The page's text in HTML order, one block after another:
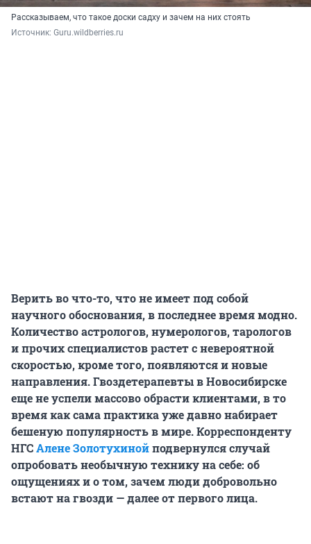
Рассказываем, что такое доски садху и зачем на них стоять
Источник: Guru.wildberries.ru
Верить во что-то, что не имеет под собой
научного обоснования, в последнее время модно.
Количество астрологов, нумерологов, тарологов
и прочих специалистов растет с невероятной
скоростью, кроме того, появляются и новые
направления. Гвоздетерапевты в Новосибирске
еще не успели массово обрасти клиентами, в то
время как сама практика уже давно набирает
бешеную популярность в мире. Корреспонденту
НГСАлене Золотухинойподвернулся случай
опробовать необычную технику на себе: об
ощущениях и о том, зачем люди добровольно
встают на гвозди — далее от первого лица.